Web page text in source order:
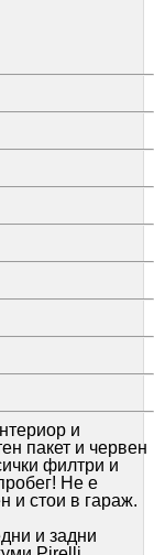
и
пакет и червен
филтри и
Не е
и стои в гараж.
и задни